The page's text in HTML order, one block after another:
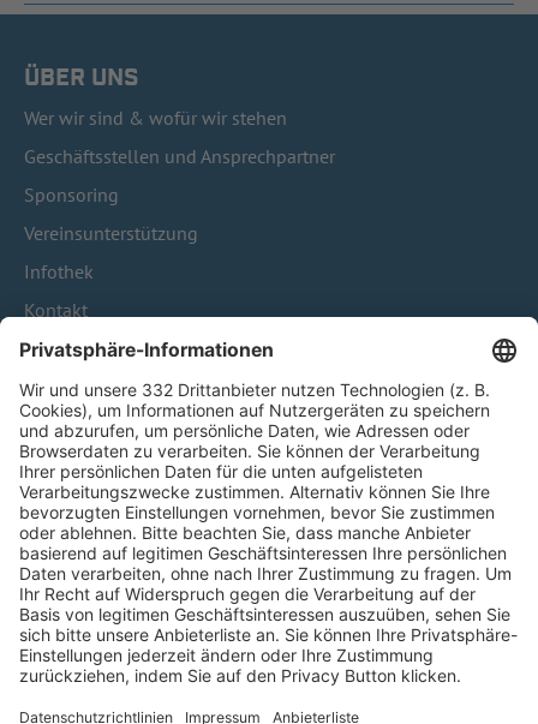
ÜBER UNS
Wer wir sind & wofür wir stehen
Geschäftsstellen und Ansprechpartner
Sponsoring
Vereinsunterstützung
Infothek
Kontakt
HÄUFIG BESUCHTE SEITEN
Pässe und Vereinswechsel
Trainerausbildung
Schulungsangebot Vereinsmitarbeiter
BFV-Geschäftsstellen
Trainerbörse
Login SpielPlus
FOLGE DEM BFV